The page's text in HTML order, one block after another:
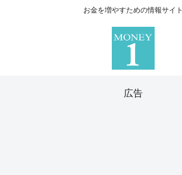
お金を増やすための情報サイト
広告